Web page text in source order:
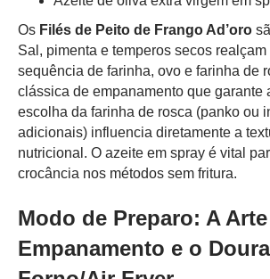
Os Filés de Peito de Frango Ad’oro
Sal, pimenta e temperos secos realçam
sequência de farinha, ovo e farinha de
clássica de empanamento que garante
escolha da farinha de rosca (panko ou
adicionais) influencia diretamente a
nutricional. O azeite em spray é vital
crocância nos métodos sem fritura.
Modo de Preparo: A
Empanamento e o